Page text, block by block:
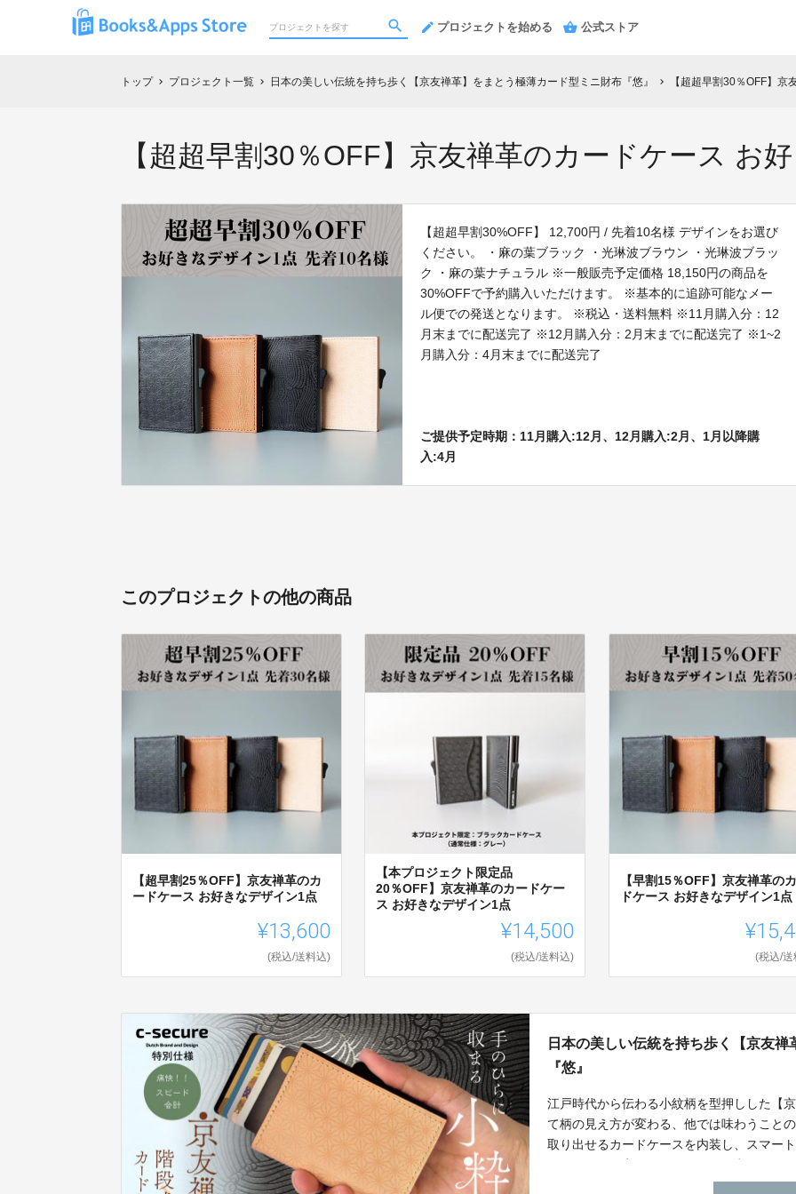
プロジェクトを始める 公式ストア
トップ chevron_right プロジェクト一覧 chevron_right 日本の美しい伝統を持ち歩く【京友禅革】をまとう極薄カード型ミニ財布『悠』 chevron_right 【超超早割30％OFF】
【超超早割30％OFF】京友禅革のカードケース お
【超超早割30%OFF】 12,700円 / 先着10名様 デザインをお選び
ください。 ・麻の葉ブラック ・光琳波ブラウン ・光琳波ブラッ
ク ・麻の葉ナチュラル ※一般販売予定価格 18,150円の商品を
30%OFFで予約購入いただけます。 ※基本的に追跡可能なメー
ル便での発送となります。 ※税込・送料無料 ※11月購入分：12
月末までに配送完了 ※12月購入分：2月末までに配送完了 ※1~2
月購入分：4月末までに配送完了
ご提供予定時期：11月購入:12月、12月購入:2月、1月以降購
入:4月
このプロジェクトの他の商品
【超早割25％OFF】京友禅革のカ
ードケース お好きなデザイン1点
¥13,600
(税込/送料込)
【本プロジェクト限定品
20％OFF】京友禅革のカードケー
ス お好きなデザイン1点
¥14,500
(税込/送料込)
【早割15％OFF】京友禅革の
ドケース お好きなデザイン1点
(税込/送
日本の美しい伝統を持ち歩く【京友
『悠』
江戸時代から伝わる小紋柄を型押しした【
て柄の見え方が変わる、他では味わうこと
取り出せるカードケースを内装し、スマー
ロジェクト限定のデザインをご用意してい